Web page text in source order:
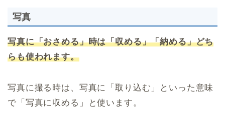
写真
写真に「おさめる」時は「収める」「納める」どち
らも使われます。
写真に撮る時は、写真に「取り込む」といった意味
で「写真に収める」と使います。